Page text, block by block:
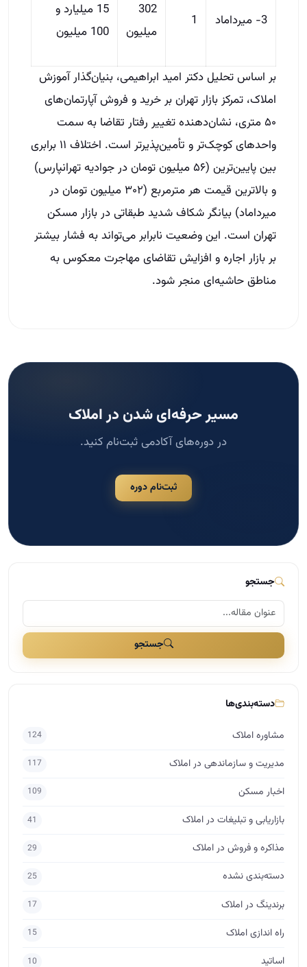
3- میرداماد 1
302
میلیون
15 میلیارد و
100 میلیون
بر اساس تحلیل دکتر امید ابراهیمی، بنیان‌گذار آموزش
املاک، تمرکز بازار تهران بر خرید و فروش آپارتمان‌های
۵۰ متری، نشان‌دهنده تغییر رفتار تقاضا به سمت
واحدهای کوچک‌تر و تأمین‌پذیرتر است. اختلاف ۱۱ برابری
بین پایین‌ترین (۵۶ میلیون تومان در جوادیه تهرانپارس)
و بالاترین قیمت هر مترمربع (۳۰۲ میلیون تومان در
میرداماد) بیانگر شکاف شدید طبقاتی در بازار مسکن
تهران است. این وضعیت نابرابر می‌تواند به فشار بیشتر
بر بازار اجاره و افزایش تقاضای مهاجرت معکوس به
مناطق حاشیه‌ای منجر شود.
مسیر حرفه‌ای شدن در املاک
در دوره‌های آکادمی ثبت‌نام کنید.
ثبت‌نام دوره
جستجو
جستجو
دسته‌بندی‌ها
مشاوره املاک 124
مدیریت و سازماندهی در املاک 117
اخبار مسکن 109
بازاریابی و تبلیغات در املاک 41
مذاکره و فروش در املاک 29
دسته‌بندی نشده 25
برندینگ در املاک 17
راه اندازی املاک 15
اساتید 10